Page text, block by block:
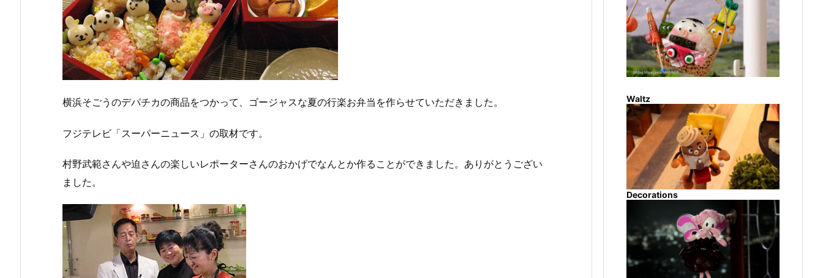
横浜そごうのデパチカの商品をつかって、ゴージャスな夏の行楽お弁当を作らせていただきました。
フジテレビ「スーパーニュース」の取材です。
村野武範さんや迫さんの楽しいレポーターさんのおかげでなんとか作ることができました。ありがとうござい
ました。
Waltz
Decorations